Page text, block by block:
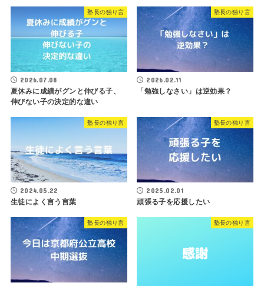
塾長の独り言
2026.07.08
夏休みに成績がグンと伸びる子、
伸びない子の決定的な違い
塾長の独り言
2026.02.11
「勉強しなさい」は逆効果？
塾長の独り言
2024.05.22
生徒によく言う言葉
塾長の独り言
2025.02.01
頑張る子を応援したい
塾長の独り言 塾長の独り言